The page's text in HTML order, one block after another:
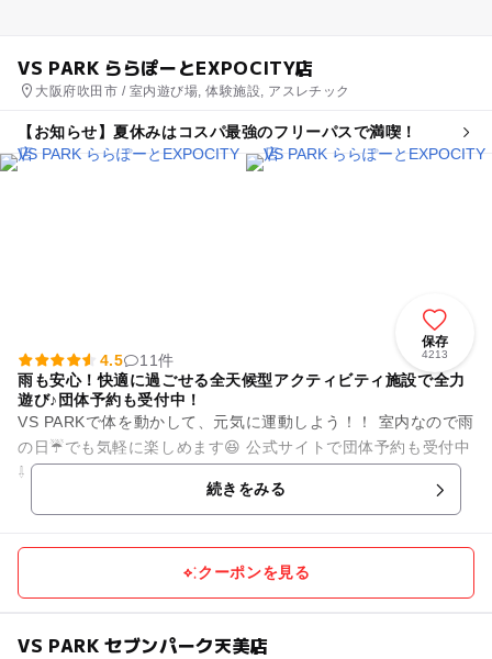
VS PARK ららぽーとEXPOCITY店
大阪府吹田市 / 室内遊び場, 体験施設, アスレチック
【お知らせ】夏休みはコスパ最強のフリーパスで満喫！
保存
4213
4.5
11件
雨も安心！快適に過ごせる全天候型アクティビティ施設で全力
遊び♪団体予約も受付中！
VS PARKで体を動かして、元気に運動しよう！！ 室内なので雨
の日☔でも気軽に楽しめます😆 公式サイトで団体予約も受付中
⇩ https://bandainamco-am.co.jp/...
続きをみる
クーポンを見る
VS PARK セブンパーク天美店